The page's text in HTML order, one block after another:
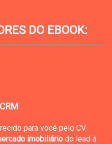
DO EBOOK:
para você pelo CV
imobiliário do lead à